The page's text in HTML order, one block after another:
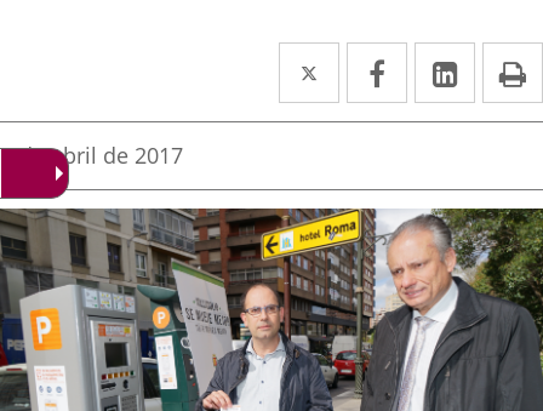
Twitter
Enlace
a
aplicación
externa.
Facebook
Enlace
a
aplicación
externa.
Enlace
a
Fecha
la
noticia
5 de abril de 2017